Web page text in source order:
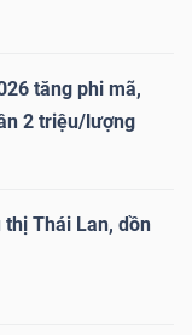
tăng phi mã,
2 triệu/lượng
Thái Lan, dồn